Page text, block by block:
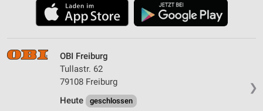
❯
OBI Freiburg
Tullastr. 62
79108 Freiburg
Heute
geschlossen